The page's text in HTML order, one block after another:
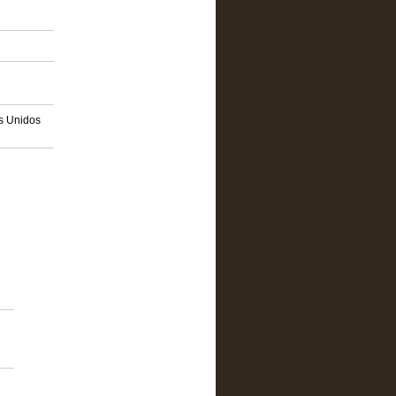
Unidos